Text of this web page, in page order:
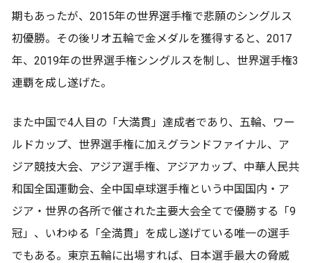
期もあったが、2015年の世界選手権で悲願のシングルス
初優勝。その後リオ五輪で金メダルを獲得すると、2017
年、2019年の世界選手権シングルスを制し、世界選手権3
連覇を成し遂げた。
また中国で4人目の「大満貫」達成者であり、五輪、ワー
ルドカップ、世界選手権に加えグランドファイナル、ア
ジア競技大会、アジア選手権、アジアカップ、中華人民共
和国全国運動会、全中国卓球選手権という中国国内・ア
ジア・世界の各所で催された主要大会全てで優勝する「9
冠」、いわゆる「全満貫」を成し遂げている唯一の選手
でもある。東京五輪に出場すれば、日本選手最大の脅威